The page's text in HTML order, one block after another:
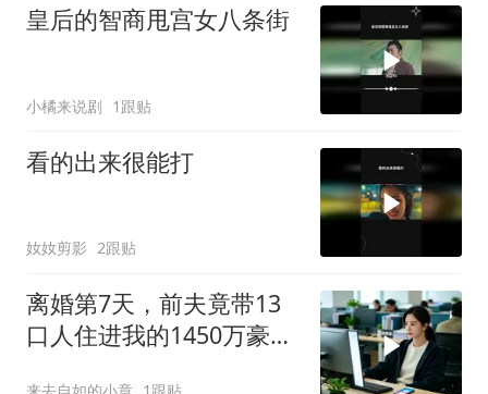
皇后的智商甩宫女八条街
小橘来说剧 1跟贴
看的出来很能打
奻奻剪影 2跟贴
离婚第7天，前夫竟带13
口人住进我的1450万豪